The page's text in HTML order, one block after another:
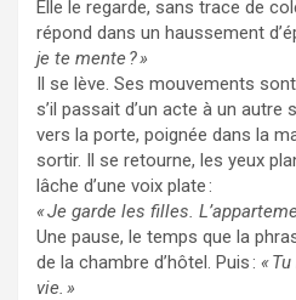
Elle le regarde, sans trace de
répond dans un haussement
je te mente ? »
Il se lève. Ses mouvements
s’il passait d’un acte à un
vers la porte, poignée dans la
sortir. Il se retourne, les yeux
lâche d’une voix plate :
« Je garde les filles.
Une pause, le temps que la
de la chambre d’hôtel. Puis : «
vie. »